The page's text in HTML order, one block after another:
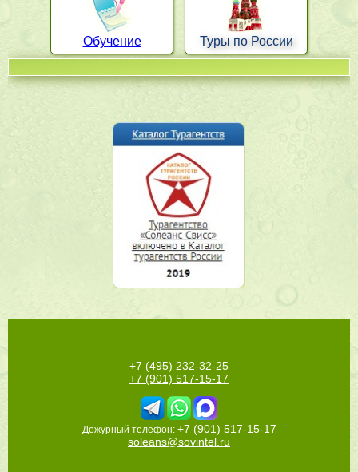
Обучение Туры по России
+7 (495) 232-32-25
+7 (901) 517-15-17
Дежурный телефон: +7 (901) 517-15-17
soleans@sovintel.ru